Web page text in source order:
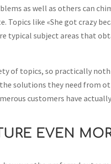
as well as others can
like «She got crazy
typical subject areas that
of topics, so practically
solutions they need from
customers have
EVEN